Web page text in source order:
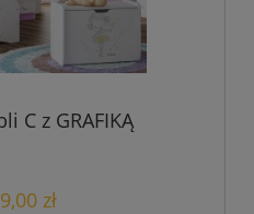
C z GRAFIKĄ
zł